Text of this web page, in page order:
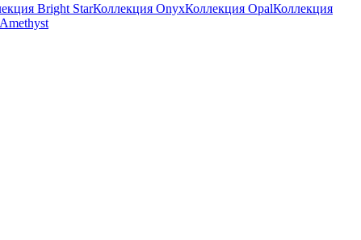
Bright StarКоллекция OnyxКоллекция OpalКоллекция